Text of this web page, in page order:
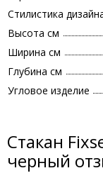
Стилистика
Высота см
Ширина см
Глубина см
Угловое изделие
Стакан
черный